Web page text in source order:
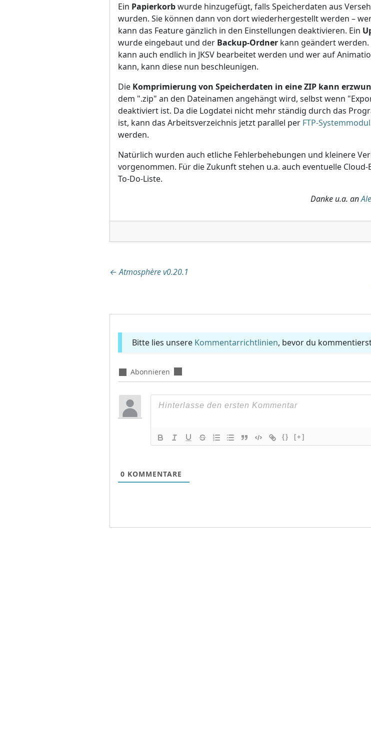
Ein Papierkorbwurde hinzugefügt, falls Speicherdaten aus
wurden. Sie können dann von dort wiederhergestellt werden –
kann das Feature gänzlich in den Einstellungen deaktivieren. Ein
wurde eingebaut und der Backup-Ordner kann geändert werden.
kann auch endlich in JKSV bearbeitet werden und wer auf
kann, kann diese nun beschleunigen.
Die Komprimierung von Speicherdaten in eine ZIP kann
dem ".zip" an den Dateinamen angehängt wird, selbst wenn
deaktiviert ist. Da die Logdatei nicht mehr ständig durch das
ist, kann das Arbeitsverzeichnis jetzt parallel per FTP-Systemmodul
werden.
Natürlich wurden auch etliche Fehlerbehebungen und kleinere
vorgenommen. Für die Zukunft stehen u.a. auch eventuelle
To-Do-Liste.
Danke u.a. an
Beitragsnavigation
← Atmosphère v0.20.1
Bitte lies unsere Kommentarrichtlinien, bevor du
Abonnieren
{} [+]
0 KOMMENTARE